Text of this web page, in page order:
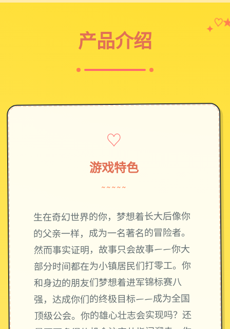
产品介绍
✦♡
♡
游戏特色
~~~~~
生在奇幻世界的你，梦想着长大后像你
的父亲一样，成为一名著名的冒险者。
然而事实证明，故事只会故事——你大
部分时间都在为小镇居民们打零工。你
和身边的朋友们梦想着进军锦标赛八
强，达成你们的终极目标——成为全国
顶级公会。你的雄心壮志会实现吗？还